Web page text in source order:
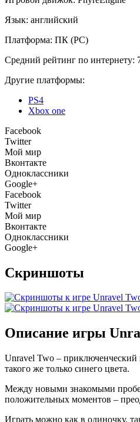
Язык: английский
Платформа: ПК (PC)
Средний рейтинг по интернету:
Другие платформы:
PS4
Xbox one
Facebook
Twitter
Мой мир
Вконтакте
Одноклассники
Google+
Facebook
Twitter
Мой мир
Вконтакте
Одноклассники
Google+
Скриншоты
Описание игры
Unravel Two – приключенческий
такого же только синего цвета.
Между новыми знакомыми
положительных моментов –
Играть можно как в одиночку,